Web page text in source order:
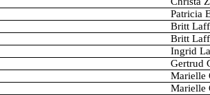
Patricia
Britt
Britt
Ingrid
Gertrud
Marielle
Marielle